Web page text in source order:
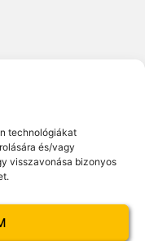
technológiákat
és/vagy
visszavonása bizonyos